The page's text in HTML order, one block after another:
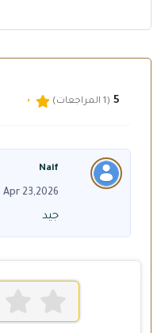
5 (1 المراجعات)
Naif
Apr 23,2026
جيد